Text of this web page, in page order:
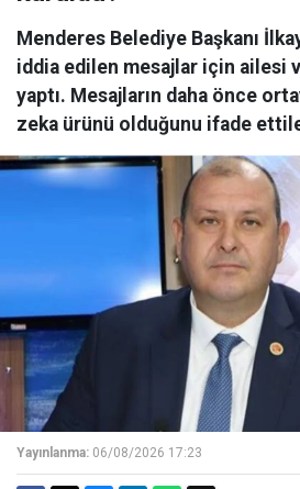
Menderes Belediye Başkanı
iddia edilen mesajlar için ailesi
yaptı. Mesajların daha önce
zeka ürünü olduğunu ifade
Yayınlanma: 06/08/2026 17:23